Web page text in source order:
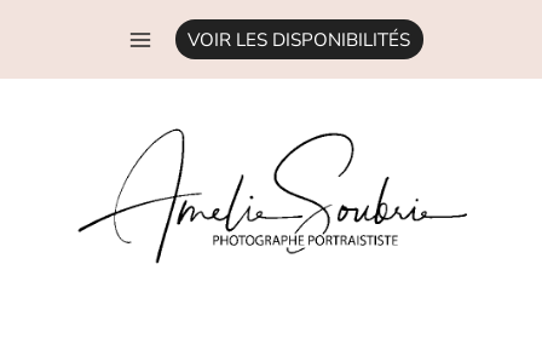
contenu
VOIR LES DISPONIBILITÉS